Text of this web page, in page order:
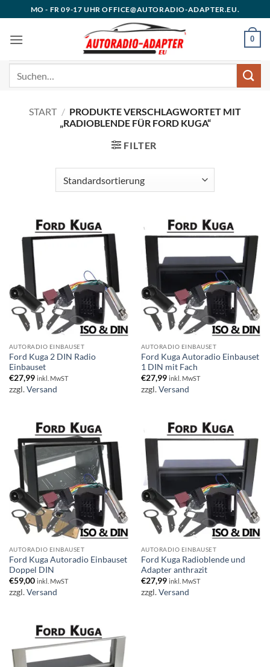
Inhalt
springen
MO - FR 09-17 UHR OFFICE@AUTORADIO-ADAPTER.EU.
0
START / PRODUKTE VERSCHLAGWORTET MIT
„RADIOBLENDE FÜR FORD KUGA“
FILTER
AUTORADIO EINBAUSET
Ford Kuga 2 DIN Radio
Einbauset
€27,99 inkl. MwST
zzgl.Versand
AUTORADIO EINBAUSET
Ford Kuga Autoradio Einbauset
1 DIN mit Fach
€27,99 inkl. MwST
zzgl.Versand
AUTORADIO EINBAUSET
Ford Kuga Autoradio Einbauset
Doppel DIN
€59,00 inkl. MwST
zzgl.Versand
AUTORADIO EINBAUSET
Ford Kuga Radioblende und
Adapter anthrazit
€27,99 inkl. MwST
zzgl.Versand